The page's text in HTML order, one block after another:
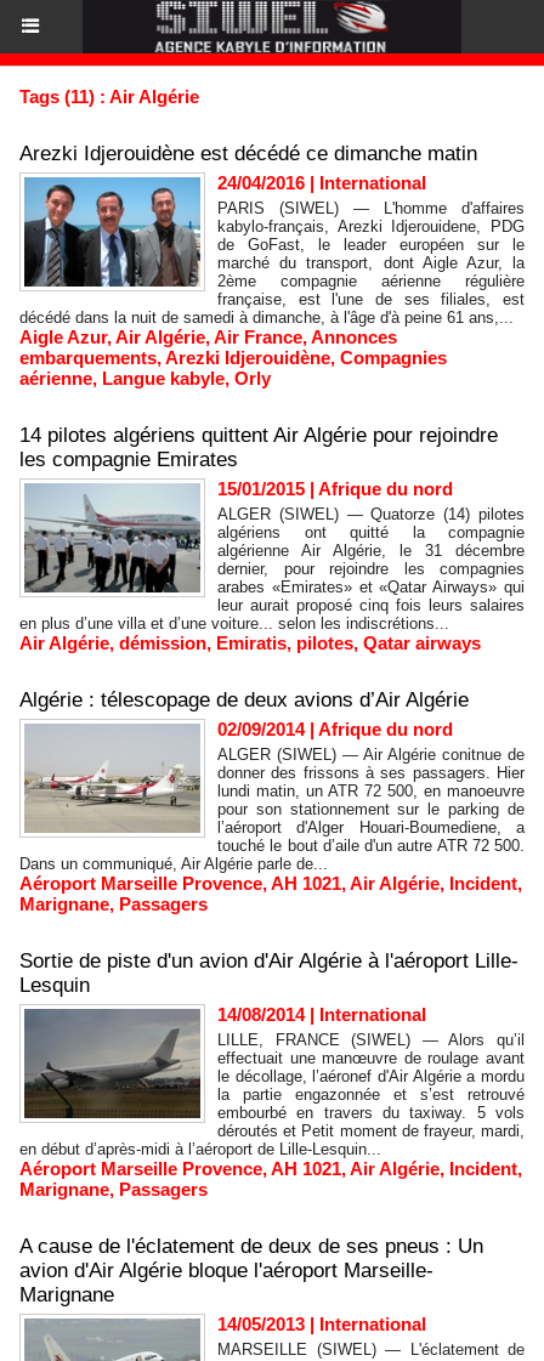
Tags (11) : Air Algérie
Arezki Idjerouidène est décédé ce dimanche matin
24/04/2016 | International
PARIS (SIWEL) — L'homme d'affaires
kabylo-français, Arezki Idjerouidene, PDG
de GoFast, le leader européen sur le
marché du transport, dont Aigle Azur, la
2ème compagnie aérienne régulière
française, est l'une de ses filiales, est
décédé dans la nuit de samedi à dimanche, à l'âge d'à peine 61 ans,...
Aigle Azur,Air Algérie,Air France,Annonces
embarquements,Arezki Idjerouidène, Compagnies
aérienne, Langue kabyle, Orly
14 pilotes algériens quittent Air Algérie pour rejoindre
les compagnie Emirates
15/01/2015 | Afrique du nord
ALGER (SIWEL) — Quatorze (14) pilotes
algériens ont quitté la compagnie
algérienne Air Algérie, le 31 décembre
dernier, pour rejoindre les compagnies
arabes «Emirates» et «Qatar Airways» qui
leur aurait proposé cinq fois leurs salaires
en plus d’une villa et d’une voiture... selon les indiscrétions...
Air Algérie, démission, Emiratis, pilotes, Qatar airways
Algérie : télescopage de deux avions d’Air Algérie
02/09/2014| Afrique du nord
ALGER (SIWEL) — Air Algérie conitnue de
donner des frissons à ses passagers. Hier
lundi matin, un ATR 72 500, en manoeuvre
pour son stationnement sur le parking de
l’aéroport d'Alger Houari-Boumediene, a
touché le bout d’aile d'un autre ATR 72 500.
Dans un communiqué, Air Algérie parle de...
Aéroport Marseille Provence,AH 1021,Air Algérie, Incident,
Marignane, Passagers
Sortie de piste d'un avion d'Air Algérie à l'aéroport Lille-
Lesquin
14/08/2014| International
LILLE, FRANCE (SIWEL) — Alors qu’il
effectuait une manœuvre de roulage avant
le décollage, l’aéronef d'Air Algérie a mordu
la partie engazonnée et s’est retrouvé
embourbé en travers du taxiway. 5 vols
déroutés et Petit moment de frayeur, mardi,
en début d’après-midi à l’aéroport de Lille-Lesquin...
Aéroport Marseille Provence,AH 1021,Air Algérie, Incident,
Marignane, Passagers
A cause de l'éclatement de deux de ses pneus : Un
avion d'Air Algérie bloque l'aéroport Marseille-
Marignane
14/05/2013 | International
MARSEILLE (SIWEL) — L'éclatement de